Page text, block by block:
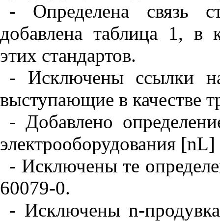
- Определена связь
добавлена таблица 1, в
этих стандартов.
- Исключены ссылки
выступающие в качестве
- Добавлено
электрооборудования [nL]
- Исключены те
60079-0.
- Исключены n-